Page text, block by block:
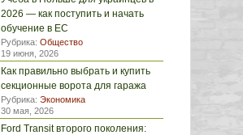
2026 — как поступить и начать
обучение в ЕС
Рубрика: Общество
19 июня, 2026
Как правильно выбрать и купить
секционные ворота для гаража
Рубрика: Экономика
30 мая, 2026
Ford Transit второго поколения: